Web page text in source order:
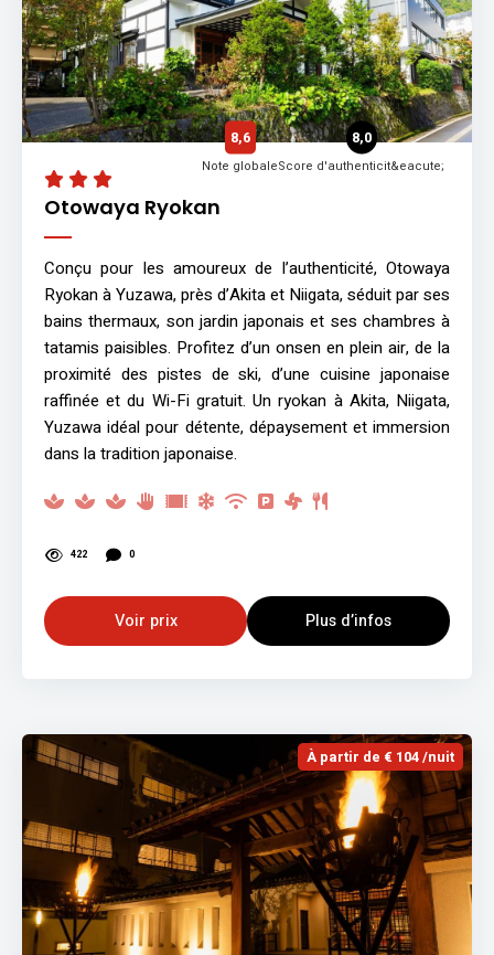
Otowaya Ryokan
8,6
Note globale
8,0
Score d'authenticit&eacute;
Conçu pour les amoureux de l’authenticité, Otowaya
Ryokan à Yuzawa, près d’Akita et Niigata, séduit par ses
bains thermaux, son jardin japonais et ses chambres à
tatamis paisibles. Profitez d’un onsen en plein air, de la
proximité des pistes de ski, d’une cuisine japonaise
raffinée et du Wi-Fi gratuit. Un ryokan à Akita, Niigata,
Yuzawa idéal pour détente, dépaysement et immersion
dans la tradition japonaise.
422 0
Voir prix Plus d’infos
À partir de € 104 /nuit